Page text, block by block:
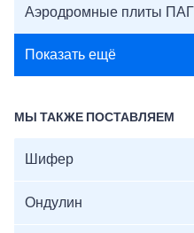
Аэродромные плиты ПАГ
Показать ещё
МЫ ТАКЖЕ ПОСТАВЛЯЕМ
Шифер
Ондулин